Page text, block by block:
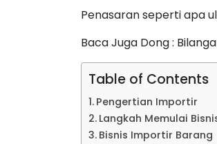
Penasaran seperti apa
Baca Juga Dong :
Table of Contents
Pengertian Importir
Langkah Memulai
Bisnis Importir Barang